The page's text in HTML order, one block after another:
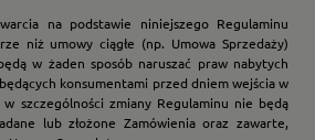
na podstawie niniejszego Regulaminu
niż umowy ciągłe (np. Umowa Sprzedaży)
w żaden sposób naruszać praw nabytych
konsumentami przed dniem wejścia w
szczególności zmiany Regulaminu nie będą
lub złożone Zamówienia oraz zawarte,